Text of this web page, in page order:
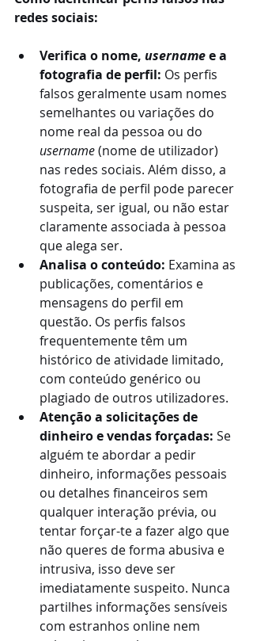
redes sociais:
Verifica o nome, username e a
fotografia de perfil: Os perfis
falsos geralmente usam nomes
semelhantes ou variações do
nome real da pessoa ou do
username (nome de utilizador)
nas redes sociais. Além disso, a
fotografia de perfil pode parecer
suspeita, ser igual, ou não estar
claramente associada à pessoa
que alega ser.
Analisa o conteúdo: Examina as
publicações, comentários e
mensagens do perfil em
questão. Os perfis falsos
frequentemente têm um
histórico de atividade limitado,
com conteúdo genérico ou
plagiado de outros utilizadores.
Atenção a solicitações de
dinheiro e vendas forçadas: Se
alguém te abordar a pedir
dinheiro, informações pessoais
ou detalhes financeiros sem
qualquer interação prévia, ou
tentar forçar-te a fazer algo que
não queres de forma abusiva e
intrusiva, isso deve ser
imediatamente suspeito. Nunca
partilhes informações sensíveis
com estranhos online nem